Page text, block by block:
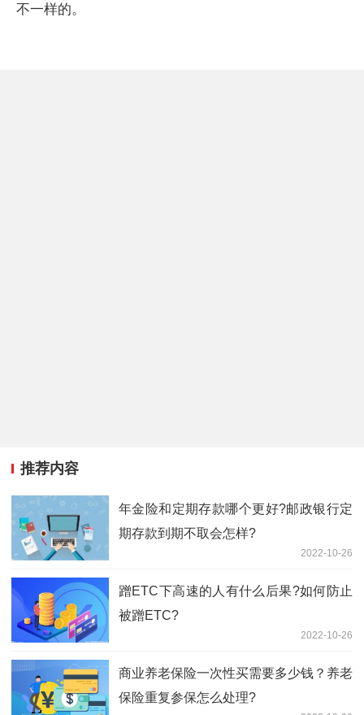
不一样的。
推荐内容
年金险和定期存款哪个更好?邮政银行定
期存款到期不取会怎样?
2022-10-26
蹭ETC下高速的人有什么后果?如何防止
被蹭ETC?
2022-10-26
商业养老保险一次性买需要多少钱？养老
保险重复参保怎么处理?